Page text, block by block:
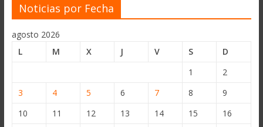
Noticias por Fecha
agosto 2026
L
M X J V S
D
1
2
3
4 5 6 7 8
9
10
11 12 13 14 15
16